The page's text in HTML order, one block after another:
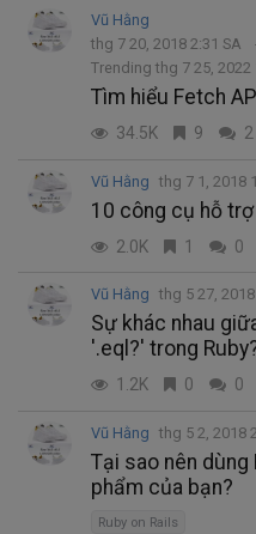
Vũ Hằng
thg 7 20, 2018 2:31 SA
Trending thg 7 25, 2022
Tìm hiểu Fetch
34.5K 9 2
Vũ Hằng thg 7 1, 2018
10 công cụ hỗ
2.0K 1 0
Vũ Hằng thg 5 27,
Sự khác nhau
'.eql?' trong
1.2K 0 0
Vũ Hằng thg 5 2, 2018
Tại sao nên dùng
phẩm của bạn?
Ruby on Rails